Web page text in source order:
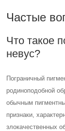
Частые
Что такое
невус?
Пограничный
родиноподобной
обычным
признаки,
злокачественных